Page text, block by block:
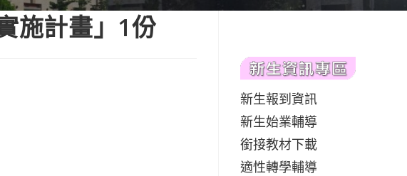
施計畫」1份
新生報到資訊
新生始業輔導
銜接教材下載
適性轉學輔導